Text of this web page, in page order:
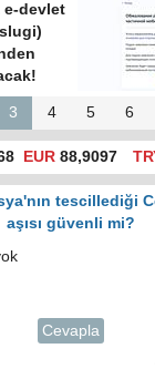
e-devlet
3 4 5 6
EUR 88,9097
tescillediği
aşısı güvenli mi?
Cevapla